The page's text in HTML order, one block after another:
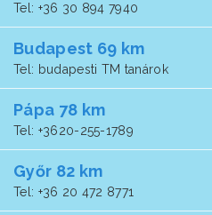
Tel: +36 30 894 7940
Budapest 69 km
Tel: budapesti TM tanárok
Pápa 78 km
Tel: +3620-255-1789
Győr 82 km
Tel: +36 20 472 8771